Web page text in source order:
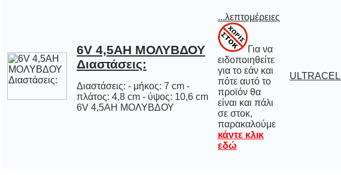
6V 4,5AH ΜΟΛΥΒΔΟΥ
Διαστάσεις:
Διαστάσεις: - μήκος: 7 cm -
πλάτος: 4,8 cm - ύψος: 10,6 cm
6V 4,5AH ΜΟΛΥΒΔΟΥ
...λεπτομέρειες
Για να
ειδοποιηθείτε
για το εάν και
πότε αυτό το
προϊόν θα
είναι και πάλι
σε στοκ,
παρακαλούμε
κάντε κλικ
εδώ